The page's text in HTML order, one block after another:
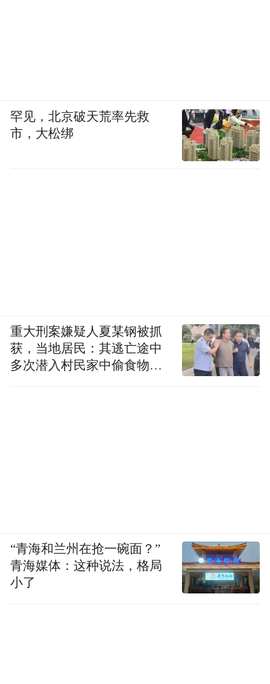
罕见，北京破天荒率先救
市，大松绑
重大刑案嫌疑人夏某钢被抓
获，当地居民：其逃亡途中
多次潜入村民家中偷食物被
“青海和兰州在抢一碗面？”
青海媒体：这种说法，格局
小了